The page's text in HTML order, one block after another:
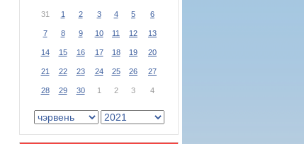
31 1 2 3 4 5 6
7 8 9 10 11 12 13
14 15 16 17 18 19 20
21 22 23 24 25 26 27
28 29 30 1 2 3 4